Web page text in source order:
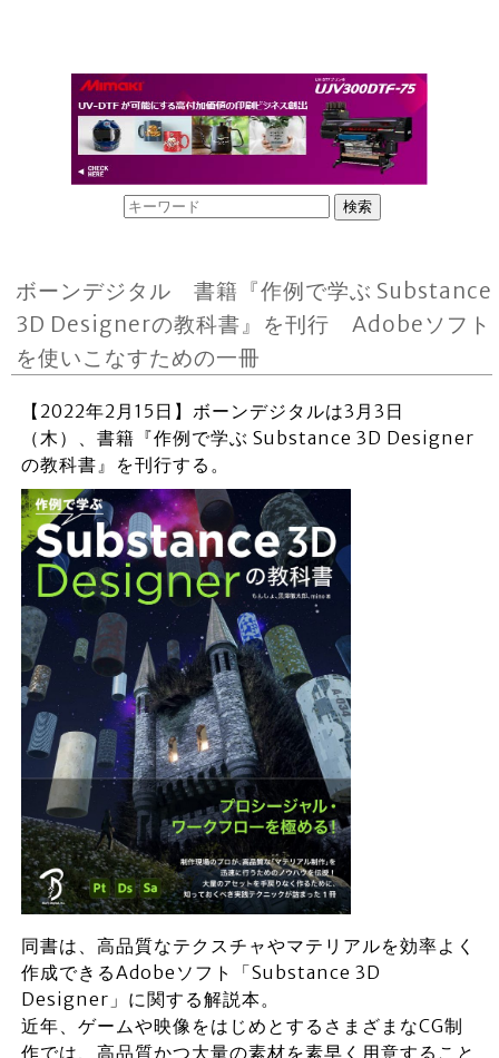
ボーンデジタル 書籍『作例で学ぶ Substance
3D Designerの教科書』を刊行 Adobeソフト
を使いこなすための一冊
【2022年2月15日】ボーンデジタルは3月3日
（木）、書籍『作例で学ぶ Substance 3D Designer
の教科書』を刊行する。
同書は、高品質なテクスチャやマテリアルを効率よく
作成できるAdobeソフト「Substance 3D
Designer」に関する解説本。
近年、ゲームや映像をはじめとするさまざまなCG制
作では、高品質かつ大量の素材を素早く用意すること